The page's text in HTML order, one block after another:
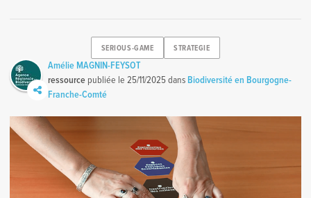
SERIOUS-GAME STRATEGIE
Amélie MAGNIN-FEYSOT
ressource publiée le25/11/2025dans Biodiversité en Bourgogne-
Franche-Comté